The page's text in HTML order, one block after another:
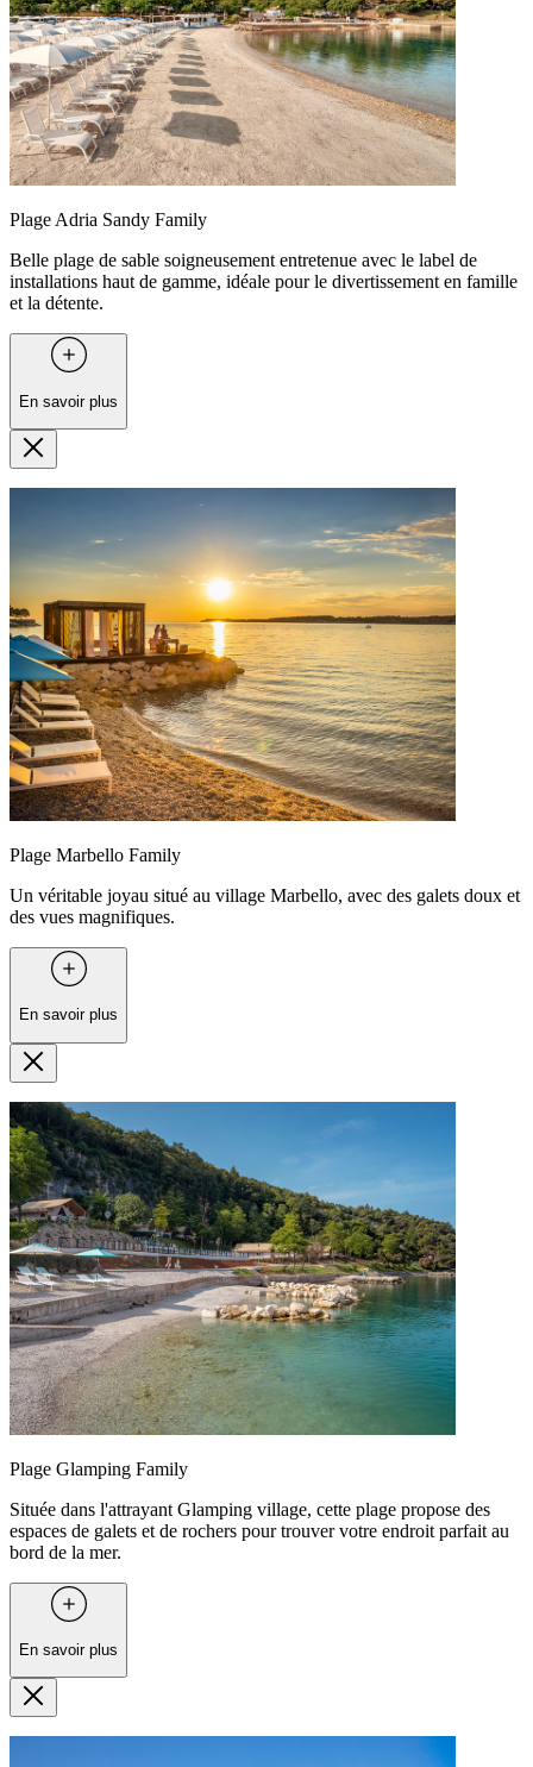
Plage Adria Sandy Family
Belle plage de sable soigneusement entretenue avec le label de
installations haut de gamme, idéale pour le divertissement en famille
et la détente.
En savoir plus
Plage Marbello Family
Un véritable joyau situé au village Marbello, avec des galets doux et
des vues magnifiques.
En savoir plus
Plage Glamping Family
Située dans l'attrayant Glamping village, cette plage propose des
espaces de galets et de rochers pour trouver votre endroit parfait au
bord de la mer.
En savoir plus